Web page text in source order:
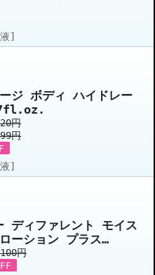
]
ジ ボディ ハイドレー
円
円
]
ディファレント モイス
ーション プラス
x 10 ボトル 10個セ
円